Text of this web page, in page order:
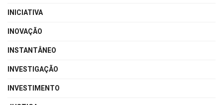
INICIATIVA
INOVAÇÃO
INSTANTÂNEO
INVESTIGAÇÃO
INVESTIMENTO